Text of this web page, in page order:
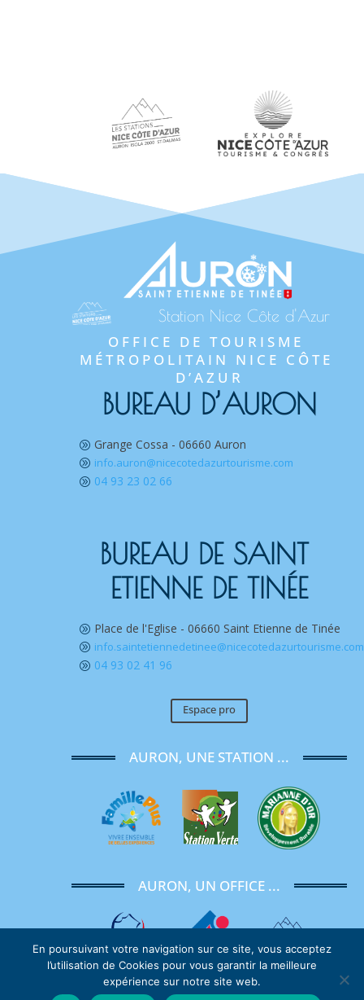
Station Nice Côte d'Azur
OFFICE DE TOURISME
MÉTROPOLITAIN NICE CÔTE
D’AZUR
BUREAU D’AURON
A Grange Cossa - 06660 Auron
A info.auron@nicecotedazurtourisme.com
A 04 93 23 02 66
BUREAU DE SAINT
ETIENNE DE TINÉE
A Place de l'Eglise - 06660 Saint Etienne de Tinée
A info.saintetiennedetinee@nicecotedazurtourisme.com
A 04 93 02 41 96
Espace pro
AURON, UNE STATION ...
AURON, UN OFFICE ...
En poursuivant votre navigation sur ce site, vous acceptez
l’utilisation de Cookies pour vous garantir la meilleure
expérience sur notre site web.